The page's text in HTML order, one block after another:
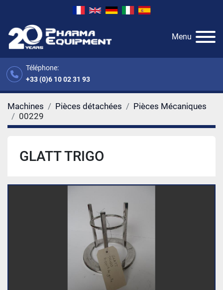
Téléphone:
+33 (0)6 10 02 31 93
Menu
Machines Pièces détachées
Pièces Mécaniques
00229
GLATT TRIGO